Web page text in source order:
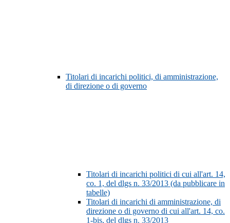
Titolari di incarichi politici, di amministrazione,
di direzione o di governo
Titolari di incarichi politici di cui all'art. 14,
co. 1, del dlgs n. 33/2013 (da pubblicare in
tabelle)
Titolari di incarichi di amministrazione, di
direzione o di governo di cui all'art. 14, co.
1-bis, del dlgs n. 33/2013